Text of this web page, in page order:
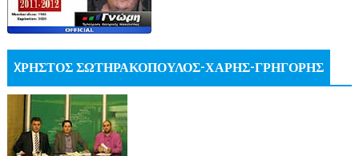
XΡΗΣΤΟΣ ΣΩΤΗΡΑΚΟΠΟΥΛΟΣ-ΧΑΡΗΣ-ΓΡΗΓΟΡΗΣ